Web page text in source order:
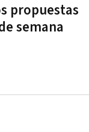
propuestas
semana